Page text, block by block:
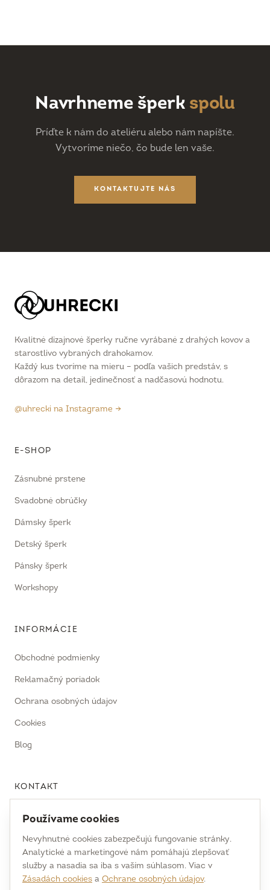
Navrhneme šperk spolu
Príďte k nám do ateliéru alebo nám napíšte.
Vytvoríme niečo, čo bude len vaše.
KONTAKTUJTE NÁS
Kvalitné dizajnové šperky ručne vyrábané z drahých kovov a
starostlivo vybraných drahokamov.
Každý kus tvoríme na mieru – podľa vašich predstáv, s
dôrazom na detail, jedinečnosť a nadčasovú hodnotu.
@uhrecki na Instagrame →
E-SHOP
Zásnubné prstene
Svadobné obrúčky
Dámsky šperk
Detský šperk
Pánsky šperk
Workshopy
INFORMÁCIE
Obchodné podmienky
Reklamačný poriadok
Ochrana osobných údajov
Cookies
Blog
KONTAKT
uhrecki@uhrecki.com
+421 917 936 958
Hrochoť, BB
Slovakia
Používame cookies
Nevyhnutné cookies zabezpečujú fungovanie stránky.
Analytické a marketingové nám pomáhajú zlepšovať
služby a nasadia sa iba s vaším súhlasom. Viac v
Zásadách cookies a Ochrane osobných údajov.